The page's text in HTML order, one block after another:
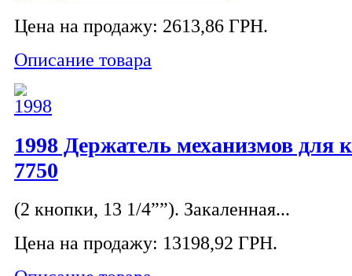
Цена на продажу: 2613,86 ГРН.
Описание товара
1998 Держатель механизмов для
7750
(2 кнопки, 13 1/4””). Закаленная...
Цена на продажу: 13198,92 ГРН.